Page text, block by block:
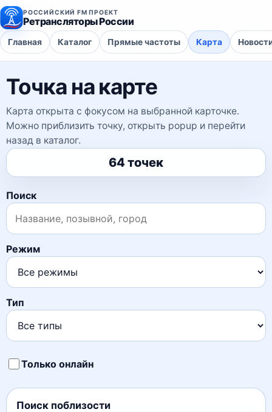
РОССИЙСКИЙ FM ПРОЕКТ
Ретрансляторы России
Главная Каталог Прямые частоты Карта
Точка на карте
Карта открыта с фокусом на выбранной карточке.
Можно приблизить точку, открыть popup и перейти
назад в каталог.
64 точек
Поиск
Режим
Тип
Только онлайн
Поиск поблизости